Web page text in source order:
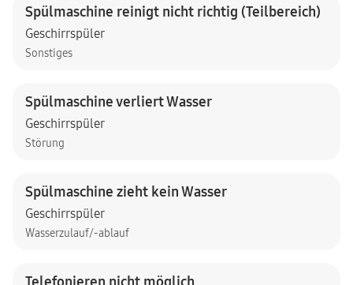
Spülmaschine reinigt nicht richtig (Teilbereich)
Geschirrspüler
Sonstiges
Spülmaschine verliert Wasser
Geschirrspüler
Störung
Spülmaschine zieht kein Wasser
Geschirrspüler
Wasserzulauf/-ablauf
Telefonieren nicht möglich